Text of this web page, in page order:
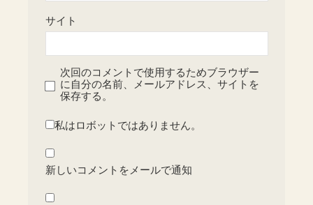
サイト
次回のコメントで使用するためブラウザー
に自分の名前、メールアドレス、サイトを
保存する。
私はロボットではありません。
新しいコメントをメールで通知